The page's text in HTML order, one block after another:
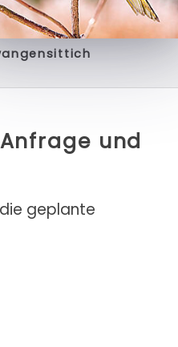
und
geplante